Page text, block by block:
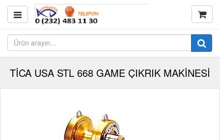
TİCA USA STL 668 GAME ÇIKRIK MAKİNESİ